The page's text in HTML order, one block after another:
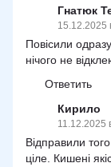
Гнатюк
15.12.2025
Повісили
нічого не
Ответить
Кирило
11.12.2025
Відправили
ціле. Кишені